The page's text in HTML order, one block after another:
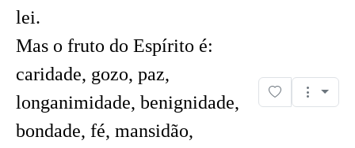
lei.
Mas o fruto do Espírito é:
caridade, gozo, paz,
longanimidade, benignidade,
bondade, fé, mansidão,